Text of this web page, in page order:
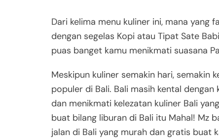
Dari kelima menu kuliner ini, mana
dengan segelas Kopi atau Tipat Sate
puas banget kamu menikmati suasana
Meskipun kuliner semakin hari, semakin
populer di Bali. Bali masih kental
dan menikmati kelezatan kuliner Bali
buat bilang liburan di Bali itu Mahal! Mz
jalan di Bali yang murah dan gratis buat